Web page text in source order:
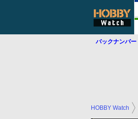
バックナンバー
HOBBY Watch